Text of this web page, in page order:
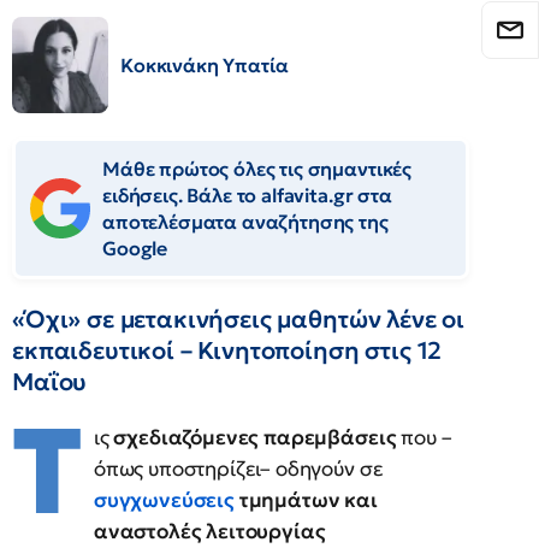
Κοκκινάκη Υπατία
Μάθε πρώτος όλες τις σημαντικές
ειδήσεις. Βάλε το alfavita.gr στα
αποτελέσματα αναζήτησης της
Google
«Όχι» σε μετακινήσεις μαθητών λένε οι
εκπαιδευτικοί – Κινητοποίηση στις 12
Μαΐου
Τ ιςσχεδιαζόμενες παρεμβάσειςπου –
όπως υποστηρίζει– οδηγούν σε
συγχωνεύσειςτμημάτων και
αναστολές λειτουργίας